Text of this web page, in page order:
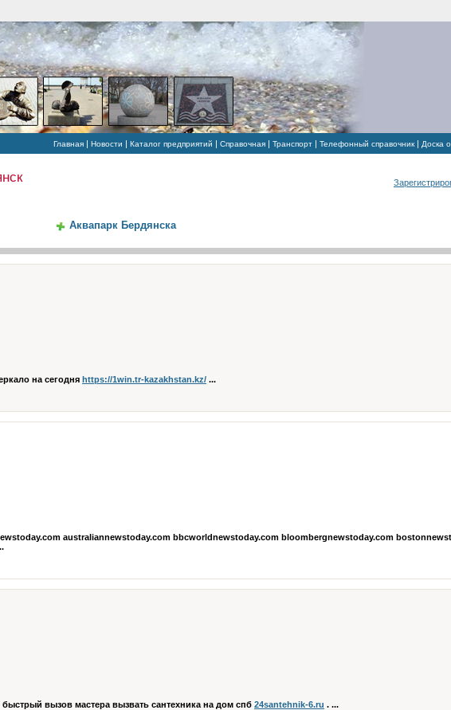
Главная| Новости | Каталог предприятий | Справочная| Транспорт| Телефонный справочник| Доска
Аквапарк Бердянска
на сегодня https://1win.tr-kazakhstan.kz/ ...
australiannewstoday.com bbcworldnewstoday.com bloombergnewstoday.com
вызов мастера вызвать сантехника на дом спб 24santehnik-6.ru . ...